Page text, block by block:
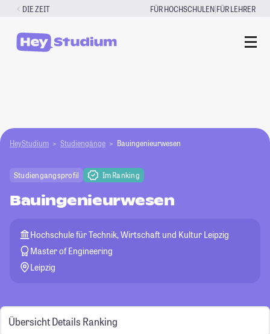
Zum
springen
DIE ZEIT FÜR HOCHSCHULEN|FÜR LEHRER
HeyStudium Studiengänge Bauingenieurwesen
Studiengangsprofil Im Ranking
Bauingenieurwesen
Hochschule für Technik, Wirtschaft und Kultur Leipzig
Master of Engineering
Leipzig
Übersicht Details Ranking